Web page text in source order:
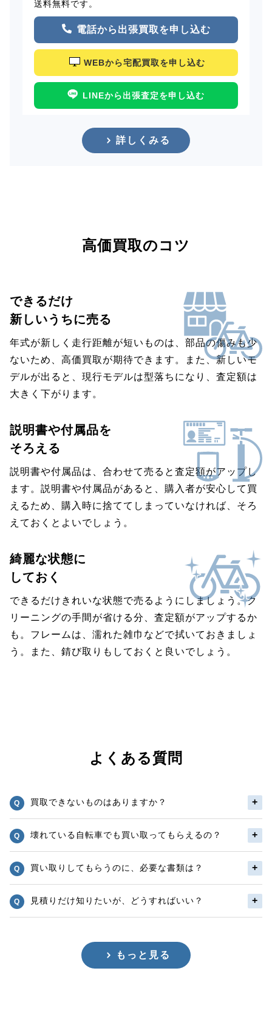
送料無料です。
電話から出張買取を申し込む
WEBから宅配買取を申し込む
LINEから出張査定を申し込む
詳しくみる
高価買取のコツ
できるだけ
新しいうちに売る
年式が新しく走行距離が短いものは、部品の傷みも少
ないため、高価買取が期待できます。また、新しいモ
デルが出ると、現行モデルは型落ちになり、査定額は
大きく下がります。
説明書や付属品を
そろえる
説明書や付属品は、合わせて売ると査定額がアップし
ます。説明書や付属品があると、購入者が安心して買
えるため、購入時に捨ててしまっていなければ、そろ
えておくとよいでしょう。
綺麗な状態に
しておく
できるだけきれいな状態で売るようにしましょう。ク
リーニングの手間が省ける分、査定額がアップするか
も。フレームは、濡れた雑巾などで拭いておきましょ
う。また、錆び取りもしておくと良いでしょう。
よくある質問
買取できないものはありますか？
壊れている自転車でも買い取ってもらえるの？
買い取りしてもらうのに、必要な書類は？
見積りだけ知りたいが、どうすればいい？
もっと見る